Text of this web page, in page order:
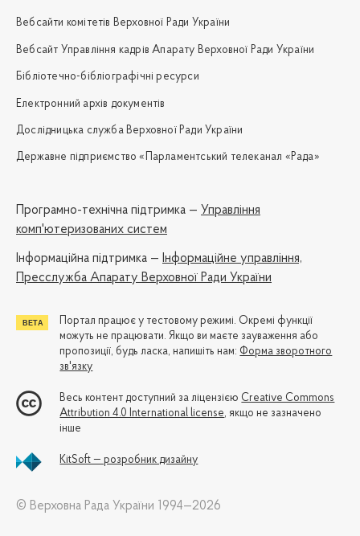
Вебсайти комітетів Верховної Ради України
Вебсайт Управління кадрів Апарату Верховної Ради України
Бібліотечно-бібліографічні ресурси
Електронний архів документів
Дослідницька служба Верховної Ради України
Державне підприємство «Парламентський телеканал «Рада»
Програмно-технічна підтримка — Управління
комп'ютеризованих систем
Iнформаційна підтримка — Інформаційне управління,
Пресслужба Апарату Верховної Ради України
Портал працює у тестовому режимі. Окремі функції
можуть не працювати. Якщо ви маєте зауваження або
пропозиції, будь ласка, напишіть нам: Форма зворотного
зв'язку
Весь контент доступний за ліцензією Creative Commons
Attribution 4.0 International license, якщо не зазначено
інше
KitSoft — розробник дизайну
© Верховна Рада України 1994—2026